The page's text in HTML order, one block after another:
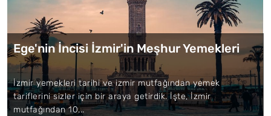
Ege'nin İncisi İzmir'in Meşhur Yemekleri
İzmir yemekleri tarihi ve izmir mutfağından yemek
tariflerini sizler için bir araya getirdik. İşte, İzmir
mutfağından 10...